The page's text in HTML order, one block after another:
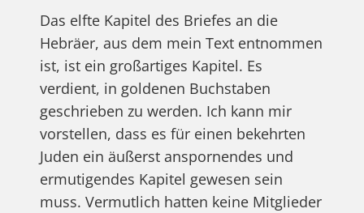
Das elfte Kapitel des Briefes an die
Hebräer, aus dem mein Text entnommen
ist, ist ein großartiges Kapitel. Es
verdient, in goldenen Buchstaben
geschrieben zu werden. Ich kann mir
vorstellen, dass es für einen bekehrten
Juden ein äußerst anspornendes und
ermutigendes Kapitel gewesen sein
muss. Vermutlich hatten keine Mitglieder